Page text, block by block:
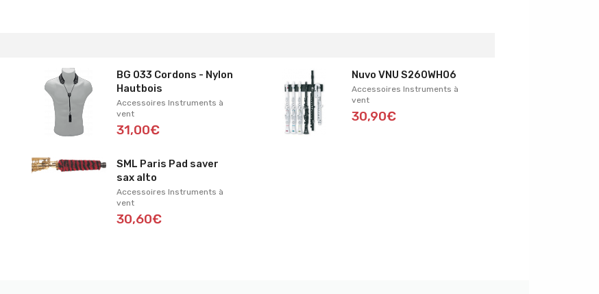
BG O33 Cordons - Nylon
Hautbois
Accessoires Instruments à
vent
31,00€
Nuvo VNU S260WH06
Accessoires Instruments à
vent
30,90€
SML Paris Pad saver
sax alto
Accessoires Instruments à
vent
30,60€